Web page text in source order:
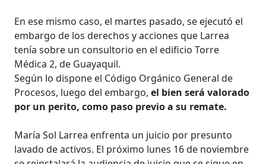
En ese mismo caso, el martes pasado, se ejecutó el
embargo de los derechos y acciones que Larrea
tenía sobre un consultorio en el edificio Torre
Médica 2, de Guayaquil.
Según lo dispone el Código Orgánico General de
Procesos, luego del embargo,el bien será valorado
por un perito, como paso previo a su remate.
María Sol Larrea enfrenta un juicio por presunto
lavado de activos. El próximo lunes 16 de noviembre